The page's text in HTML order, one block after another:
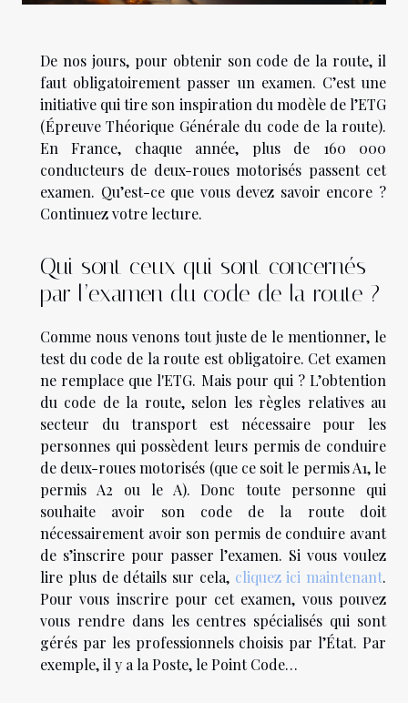
De nos jours, pour obtenir son code de la route, il
faut obligatoirement passer un examen. C’est une
initiative qui tire son inspiration du modèle de l’ETG
(Épreuve Théorique Générale du code de la route).
En France, chaque année, plus de 160 000
conducteurs de deux-roues motorisés passent cet
examen. Qu’est-ce que vous devez savoir encore ?
Continuez votre lecture.
Qui sont ceux qui sont concernés
par l’examen du code de la route ?
Comme nous venons tout juste de le mentionner, le
test du code de la route est obligatoire. Cet examen
ne remplace que l'ETG. Mais pour qui ? L’obtention
du code de la route, selon les règles relatives au
secteur du transport est nécessaire pour les
personnes qui possèdent leurs permis de conduire
de deux-roues motorisés (que ce soit le permis A1, le
permis A2 ou le A). Donc toute personne qui
souhaite avoir son code de la route doit
nécessairement avoir son permis de conduire avant
de s’inscrire pour passer l’examen. Si vous voulez
lire plus de détails sur cela, cliquez ici maintenant.
Pour vous inscrire pour cet examen, vous pouvez
vous rendre dans les centres spécialisés qui sont
gérés par les professionnels choisis par l’État. Par
exemple, il y a la Poste, le Point Code…